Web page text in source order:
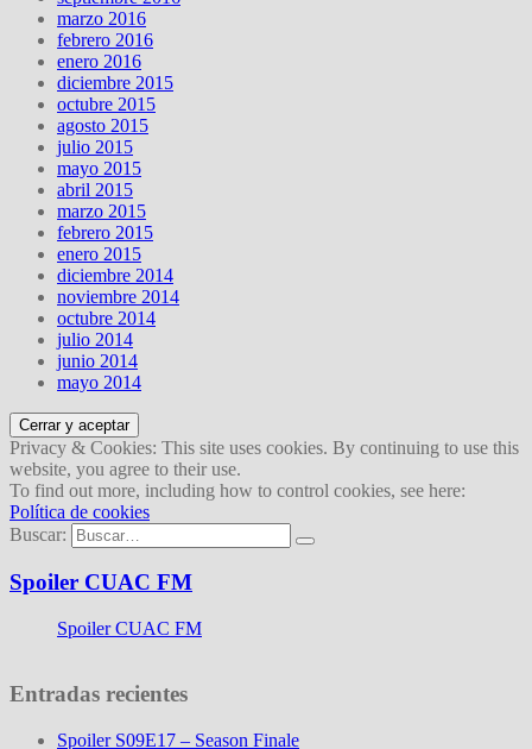
marzo 2016
febrero 2016
enero 2016
diciembre 2015
octubre 2015
agosto 2015
julio 2015
mayo 2015
abril 2015
marzo 2015
febrero 2015
enero 2015
diciembre 2014
noviembre 2014
octubre 2014
julio 2014
junio 2014
mayo 2014
Privacy & Cookies: This site uses cookies. By continuing to use this
website, you agree to their use.
To find out more, including how to control cookies, see here:
Política de cookies
Buscar:
Spoiler CUAC FM
Spoiler CUAC FM
Entradas recientes
Spoiler S09E17 – Season Finale